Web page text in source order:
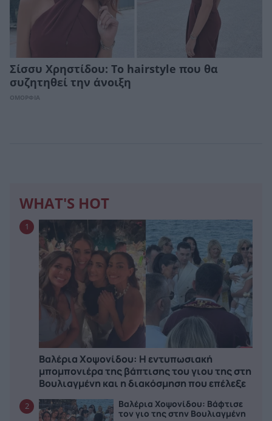
Σίσσυ Χρηστίδου: Το hairstyle που θα
συζητηθεί την άνοιξη
ΟΜΟΡΦΙΑ
WHAT'S HOT
1
Βαλέρια Χοψονίδου: Η εντυπωσιακή
μπομπονιέρα της βάπτισης του γιου της στη
Βουλιαγμένη και η διακόσμηση που επέλεξε
2
Βαλέρια Χοψονίδου: Bάφτισε
τον γιο της στην Βουλιαγμένη